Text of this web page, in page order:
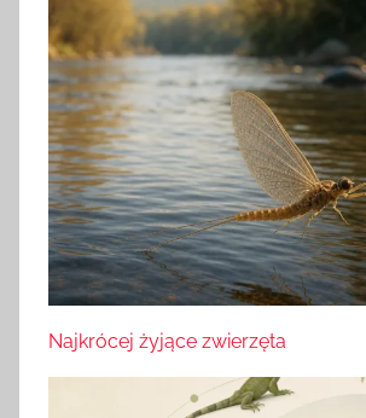
Najkrócej żyjące zwierzęta